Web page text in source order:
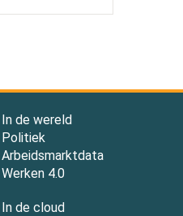
In de wereld
Politiek
Arbeidsmarktdata
Werken 4.0
In de cloud